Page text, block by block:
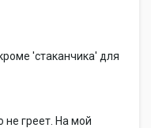
'стаканчика' для
не греет. На мой